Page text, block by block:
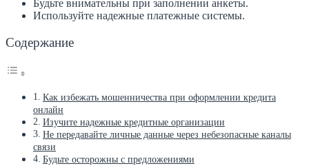
Будьте внимательны при заполнении анкеты.
Используйте надежные платежные системы.
Содержание
Как избежать мошенничества при оформлении кредита
онлайн
Изучите надежные кредитные организации
Не передавайте личные данные через небезопасные каналы
связи
Будьте осторожны с предложениями